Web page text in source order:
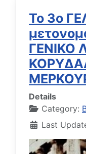
Το 3ο
ΓΕΝΙΚΟ
Details
Category:
Last